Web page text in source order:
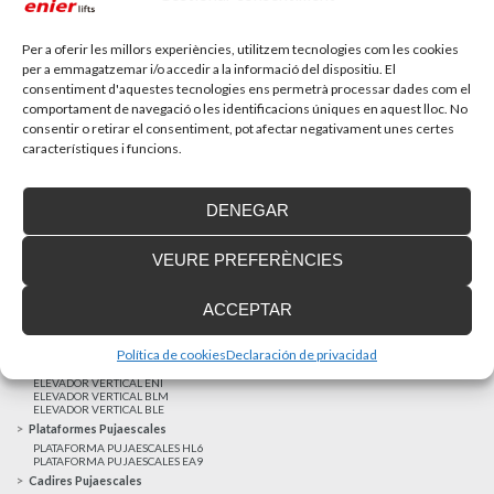
Per a oferir les millors experiències, utilitzem tecnologies com les cookies
per a emmagatzemar i/o accedir a la informació del dispositiu. El
consentiment d'aquestes tecnologies ens permetrà processar dades com el
comportament de navegació o les identificacions úniques en aquest lloc. No
consentir o retirar el consentiment, pot afectar negativament unes certes
característiques i funcions.
ACCEPTAR
DENEGAR
VEURE PREFERÈNCIES
Política de cookiesDeclaración de privacidad
MÉS NOTÍCIES
ELEVADOR UNIFAMILIAR EHP 05
Elevadors Verticals
ELEVADOR VERTICAL ENI
ELEVADOR VERTICAL BLM
ELEVADOR VERTICAL BLE
Plataformes Pujaescales
PLATAFORMA PUJAESCALES HL6
PLATAFORMA PUJAESCALES EA9
Cadires Pujaescales